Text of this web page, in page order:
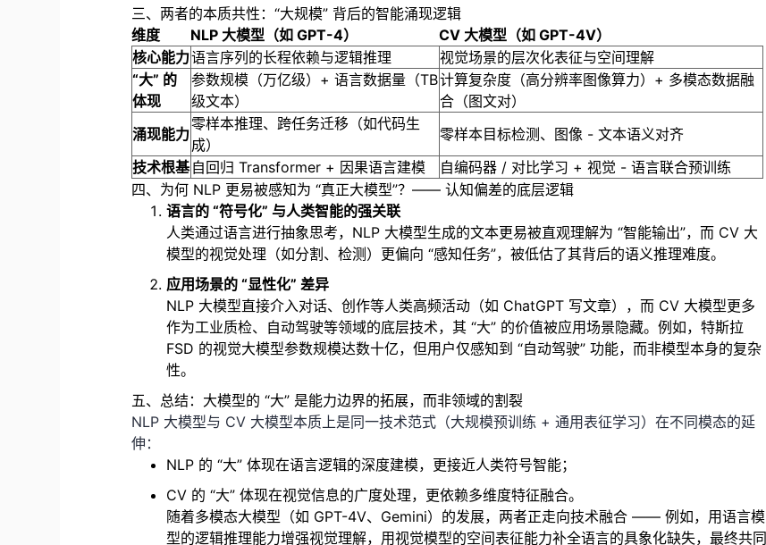
三、两者的本质共性：“大规模” 背后的智能涌现逻辑
维度
NLP 大模型（如 GPT-4）
CV 大模型（如 GPT-4V）
核心能力语言序列的长程依赖与逻辑推理
视觉场景的层次化表征与空间理解
“大” 的
体现
参数规模（万亿级）+ 语言数据量（TB
级文本）
计算复杂度（高分辨率图像算力）+ 多模态数据融
合（图文对）
涌现能力
零样本推理、跨任务迁移（如代码生
成）
零样本目标检测、图像 - 文本语义对齐
技术根基自回归 Transformer + 因果语言建模
自编码器 / 对比学习 + 视觉 - 语言联合预训练
四、为何 NLP 更易被感知为 “真正大模型”？—— 认知偏差的底层逻辑
语言的 “符号化” 与人类智能的强关联
人类通过语言进行抽象思考，NLP 大模型生成的文本更易被直观理解为 “智能输出”，而 CV 大
模型的视觉处理（如分割、检测）更偏向 “感知任务”，被低估了其背后的语义推理难度。
应用场景的 “显性化” 差异
NLP 大模型直接介入对话、创作等人类高频活动（如 ChatGPT 写文章），而 CV 大模型更多
作为工业质检、自动驾驶等领域的底层技术，其 “大” 的价值被应用场景隐藏。例如，特斯拉
FSD 的视觉大模型参数规模达数十亿，但用户仅感知到 “自动驾驶” 功能，而非模型本身的复杂
性。
五、总结：大模型的 “大” 是能力边界的拓展，而非领域的割裂
NLP 大模型与 CV 大模型本质上是同一技术范式（大规模预训练 + 通用表征学习）在不同模态的延
伸：
NLP 的 “大” 体现在语言逻辑的深度建模，更接近人类符号智能；
CV 的 “大” 体现在视觉信息的广度处理，更依赖多维度特征融合。
随着多模态大模型（如 GPT-4V、Gemini）的发展，两者正走向技术融合 —— 例如，用语言模
型的逻辑推理能力增强视觉理解，用视觉模型的空间表征能力补全语言的具象化缺失，最终共同